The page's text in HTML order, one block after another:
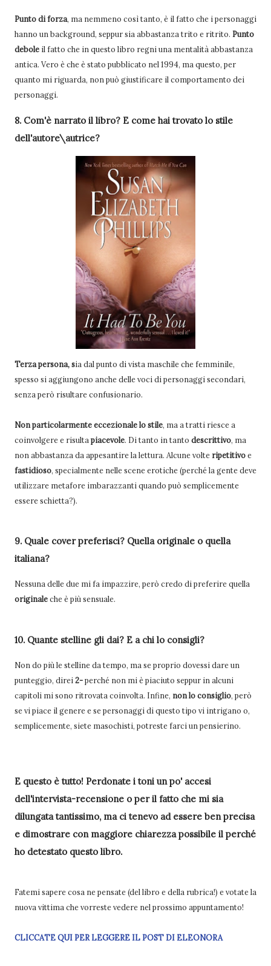
Punto di forza, ma nemmeno così tanto, è il fatto che i personaggi
hanno un background, seppur sia abbastanza trito e ritrito. Punto
debole il fatto che in questo libro regni una mentalità abbastanza
antica. Vero è che è stato pubblicato nel 1994, ma questo, per
quanto mi riguarda, non può giustificare il comportamento dei
personaggi.
8. Com'è narrato il libro? E come hai trovato lo stile
dell'autore\autrice?
Terza persona, sia dal punto di vista maschile che femminile,
spesso si aggiungono anche delle voci di personaggi secondari,
senza però risultare confusionario.
Non particolarmente eccezionale lo stile, ma a tratti riesce a
coinvolgere e risulta piacevole. Di tanto in tanto descrittivo, ma
non abbastanza da appesantire la lettura. Alcune volte ripetitivoe
fastidioso, specialmente nelle scene erotiche (perché la gente deve
utilizzare metafore imbarazzanti quando può semplicemente
essere schietta?).
9. Quale cover preferisci? Quella originale o quella
italiana?
Nessuna delle due mi fa impazzire, però credo di preferire quella
originaleche è più sensuale.
10. Quante stelline gli dai? E a chi lo consigli?
Non do più le stelline da tempo, ma se proprio dovessi dare un
punteggio, direi 2-perché non mi è piaciuto seppur in alcuni
capitoli mi sono ritrovata coinvolta. Infine, non lo consiglio, però
se vi piace il genere e se personaggi di questo tipo vi intrigano o,
semplicemente, siete masochisti, potreste farci un pensierino.
E questo è tutto! Perdonate i toni un po' accesi
dell'intervista-recensione o per il fatto che mi sia
dilungata tantissimo, ma ci tenevo ad essere ben precisa
e dimostrare con maggiore chiarezza possibile il perché
ho detestato questo libro.
Fatemi sapere cosa ne pensate (del libro e della rubrica!) e votate la
nuova vittima che vorreste vedere nel prossimo appuntamento!
CLICCATE QUI PER LEGGERE IL POST DI ELEONORA